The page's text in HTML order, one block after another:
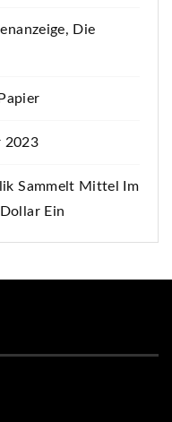
Die
2023
Sammelt Mittel Im
Ein